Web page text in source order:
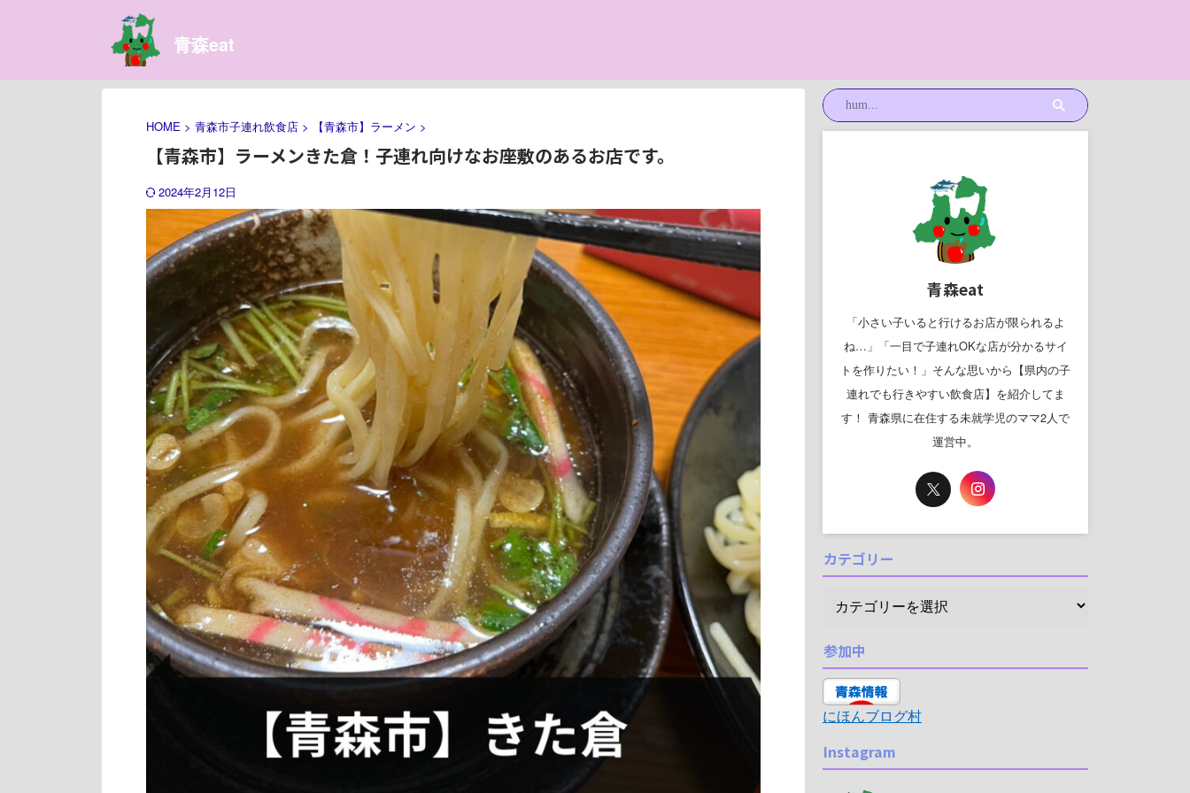
青森eat
HOME > 青森市子連れ飲食店 > 【青森市】ラーメン >
【青森市】ラーメンきた倉！子連れ向けなお座敷のあるお店です。
2024年2月12日
青森eat
「小さい子いると行けるお店が限られるよ
ね…」「一目で子連れOKな店が分かるサイ
トを作りたい！」そんな思いから【県内の子
連れでも行きやすい飲食店】を紹介してま
す！ 青森県に在住する未就学児のママ2人で
運営中。
カテゴリー
参加中
にほんブログ村
Instagram